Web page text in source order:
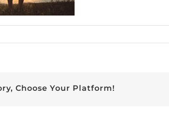
Choose Your Platform!